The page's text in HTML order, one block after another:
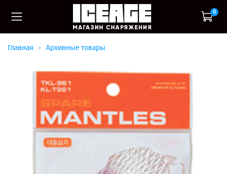
0
Главная Архивные товары